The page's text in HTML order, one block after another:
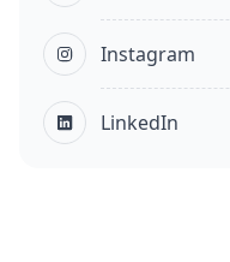
Instagram
LinkedIn